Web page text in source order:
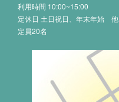
利用時間 10:00~15:00
定休日 土日祝日、年末年始 他
定員20名